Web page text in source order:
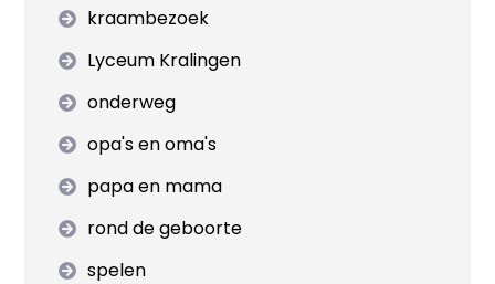
kraambezoek
Lyceum Kralingen
onderweg
opa's en oma's
papa en mama
rond de geboorte
spelen